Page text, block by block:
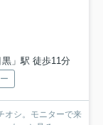
」駅 徒歩11分
オシ。モニターで来